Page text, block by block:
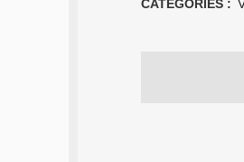
CATÉGORIES :